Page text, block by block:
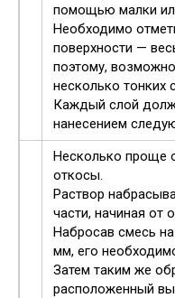
помощью малки
Необходимо
поверхности —
поэтому,
несколько тонких
Каждый слой
нанесением
Несколько проще
откосы.
Раствор
части, начиная от
Набросав смесь
мм, его
Затем таким же
расположенный